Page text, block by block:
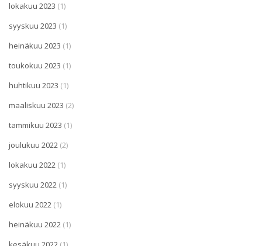
lokakuu 2023 (1)
syyskuu 2023 (1)
heinäkuu 2023 (1)
toukokuu 2023 (1)
huhtikuu 2023 (1)
maaliskuu 2023 (2)
tammikuu 2023 (1)
joulukuu 2022 (2)
lokakuu 2022 (1)
syyskuu 2022 (1)
elokuu 2022 (1)
heinäkuu 2022 (1)